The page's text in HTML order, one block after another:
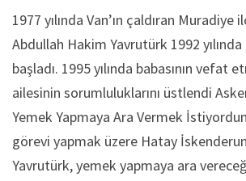
1977 yılında Van’ın çaldıran Muradiye
Abdullah Hakim Yavrutürk 1992 yılında
başladı. 1995 yılında babasının vefat
ailesinin sorumluluklarını üstlendi
Yemek Yapmaya Ara Vermek
görevi yapmak üzere Hatay
Yavrutürk, yemek yapmaya ara